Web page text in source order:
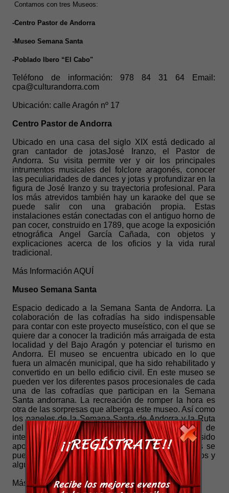
Contamos con tres Museos:
-Centro Pastor de Andorra
-Museo Semana Santa
-Poblado Ibero “El Cabo"
Teléfono de información: 978 84 31 64 Email:
cpa@culturandorra.com
Ubicación: calle Aragón nº 17
Centro Pastor de Andorra
Ubicado en una casa del siglo XIX está dedicado al
gran cantador de jotasJosé Iranzo, el Pastor de
Andorra. Su visita permite ver y oir los principales
intrumentos musicales del folclore aragonés, conocer
las peculiaridades de dances y jotas y profundizar en la
figura de José Iranzo y su trayectoria profesional. Para
los más atrevidos también hay un karaoke del que se
puede salir con una grabación propia. Estas
instalaciones están conectadas con el antiguo horno de
pan cocer, construido en 1789, que acoge la exposición
etnográfica Angel García Cañada, con objetos y
explicaciones acerca de los oficios y la vida rural
tradicional.
Más Información AQUÍ
Museo Semana Santa
Espacio dedicado a la Semana Santa de Andorra. La
colaboración de las cofradías ha sido indispensable
para contar con este proyecto museístico, con el que se
quiere dar a conocer la tradición más arraigada de esta
localidad y del Bajo Aragón y potenciar el turismo en
Andorra. El museo se encuentra ubicado en lo que
fuera un almacén municipal, que ha sido rehabilitado y
convertido en un bello edificio civil. En este museo se
pueden ver los diferentes pasos procesionales de cada
una de las cofradías que participan en la Semana
Santa andorrana. La recreación de romper la hora es
otra de las sorpresas que alberga este museo. Así como
los paneles de la Semana Santa de Andorra y la Ruta
del tambor. Otra singularidad de este centro de
interpretación son las piezas etnográficas que han sido
aportadas por las cofradías y particulares. Además se
puede disfurtar de un audioviusual de quince minutos y
alguna sorpresa más...
Más InformaciónAQUÍ